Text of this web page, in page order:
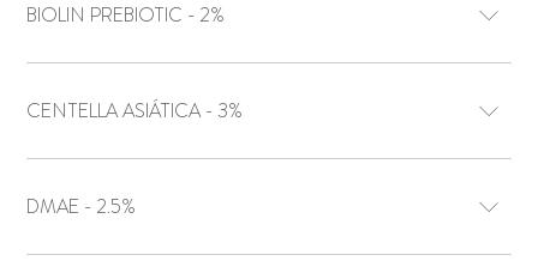
BIOLIN PREBIOTIC - 2%
CENTELLA ASIÁTICA - 3%
DMAE - 2.5%